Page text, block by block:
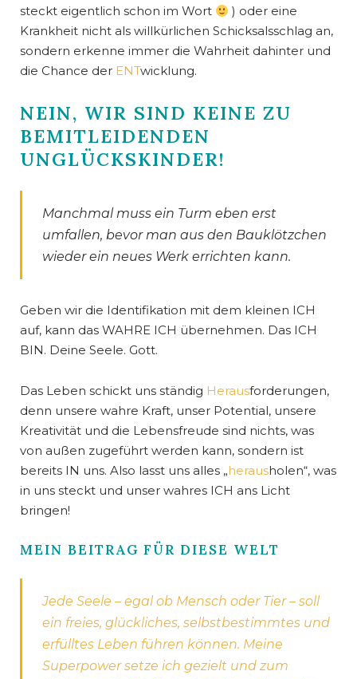
steckt eigentlich schon im Wort
) oder eine
Krankheit nicht als willkürlichen Schicksalsschlag an,
sondern erkenne immer die Wahrheit dahinter und
die Chance der ENTwicklung.
NEIN, WIR SIND KEINE ZU
BEMITLEIDENDEN
UNGLÜCKSKINDER!
Manchmal muss ein Turm eben erst
umfallen, bevor man aus den Bauklötzchen
wieder ein neues Werk errichten kann.
Geben wir die Identifikation mit dem kleinen ICH
auf, kann das WAHRE ICH übernehmen. Das ICH
BIN. Deine Seele. Gott.
Das Leben schickt uns ständig Herausforderungen,
denn unsere wahre Kraft, unser Potential, unsere
Kreativität und die Lebensfreude sind nichts, was
von außen zugeführt werden kann, sondern ist
bereits IN uns. Also lasst uns alles „herausholen“, was
in uns steckt und unser wahres ICH ans Licht
bringen!
MEIN BEITRAG FÜR DIESE WELT
Jede Seele – egal ob Mensch oder Tier – soll
ein freies, glückliches, selbstbestimmtes und
erfülltes Leben führen können. Meine
Superpower setze ich gezielt und zum